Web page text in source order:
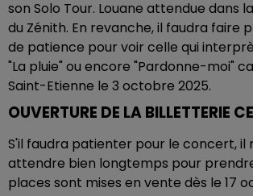
son Solo Tour. Louane attendue dans
du Zénith. En revanche, il faudra faire
de patience pour voir celle qui
"La pluie" ou encore "Pardonne-moi"
Saint-Etienne le 3 octobre 2025.
OUVERTURE DE LA BILLETTERIE
S'il faudra patienter pour le concert, il
attendre bien longtemps pour
places sont mises en vente dès le 17